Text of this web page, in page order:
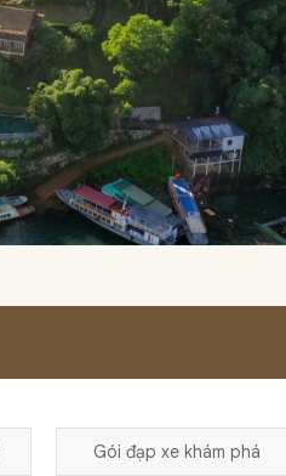
Gói đạp xe khám phá